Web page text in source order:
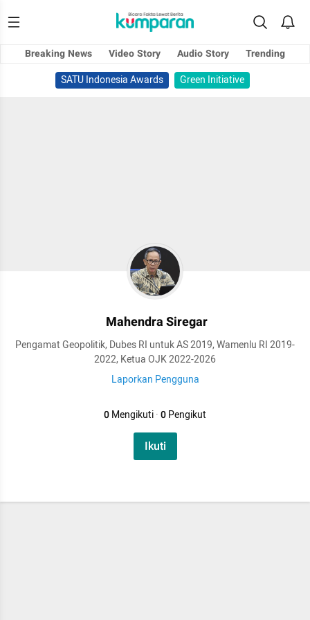
Breaking News Video Story Audio Story
Trending
SATU Indonesia Awards
Green Initiative
Mahendra Siregar
Pengamat Geopolitik, Dubes RI untuk AS 2019, Wamenlu RI 2019-
2022, Ketua OJK 2022-2026
Laporkan Pengguna
0Mengikuti·0Pengikut
Ikuti